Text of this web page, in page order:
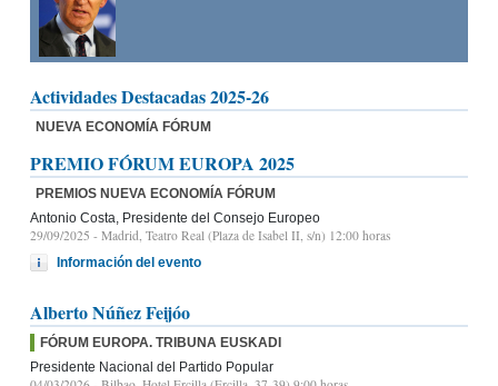
Actividades Destacadas 2025-26
NUEVA ECONOMÍA FÓRUM
PREMIO FÓRUM EUROPA 2025
PREMIOS NUEVA ECONOMÍA FÓRUM
Antonio Costa, Presidente del Consejo Europeo
29/09/2025 - Madrid, Teatro Real (Plaza de Isabel II, s/n) 12:00 horas
Información del evento
Alberto Núñez Feijóo
FÓRUM EUROPA. TRIBUNA EUSKADI
Presidente Nacional del Partido Popular